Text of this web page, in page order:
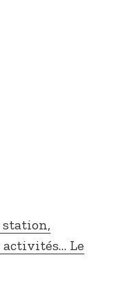
station,
Le